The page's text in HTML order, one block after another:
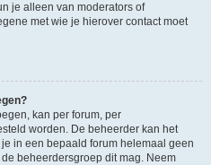
je alleen van moderators of
met wie je hierover contact moet
kan per forum, per
worden. De beheerder kan het
in een bepaald forum helemaal geen
beheerdersgroep dit mag. Neem